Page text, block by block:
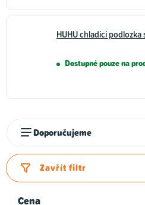
HUHU chladici
Dostupné pouze na
z
e
Doporučujeme
Zavřít filtr
Cena